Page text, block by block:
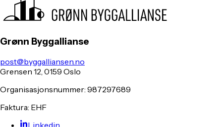
Grønn Byggallianse
post@byggalliansen.no
Grensen 12, 0159 Oslo
Organisasjonsnummer: 987297689
Faktura: EHF
Linkedin